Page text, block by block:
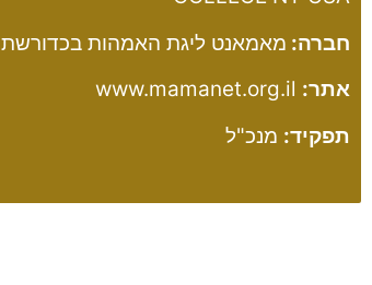
חברה: מאמאנט ליגת האמהות בכדורשת
אתר: www.mamanet.org.il
תפקיד: מנכ"ל